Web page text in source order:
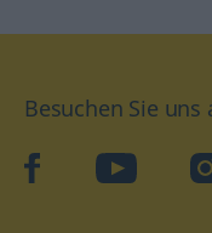
Besuchen Sie uns
facebookYouTube